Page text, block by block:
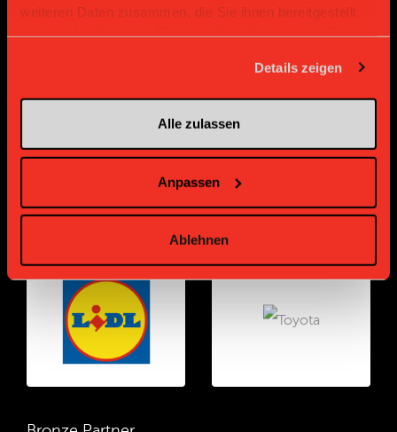
weiteren Daten zusammen, die Sie ihnen bereitgestellt
Details zeigen
Alle zulassen
Anpassen
Ablehnen
Gold Partner Gold Partner
Gold Partner